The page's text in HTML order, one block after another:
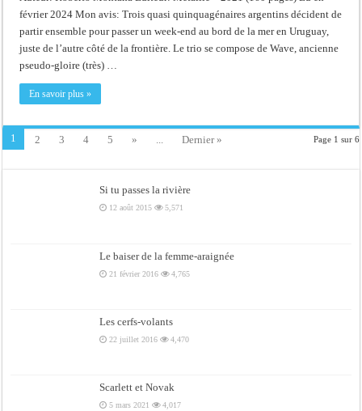
février 2024 Mon avis: Trois quasi quinquagénaires argentins décident de
partir ensemble pour passer un week-end au bord de la mer en Uruguay,
juste de l’autre côté de la frontière. Le trio se compose de Wave, ancienne
pseudo-gloire (très) …
En savoir plus »
Page 1 sur 6
1 2 3 4 5 » ... Dernier »
Si tu passes la rivière
12 août 2015 5,571
Le baiser de la femme-araignée
21 février 2016 4,765
Les cerfs-volants
22 juillet 2016 4,470
Scarlett et Novak
5 mars 2021 4,017